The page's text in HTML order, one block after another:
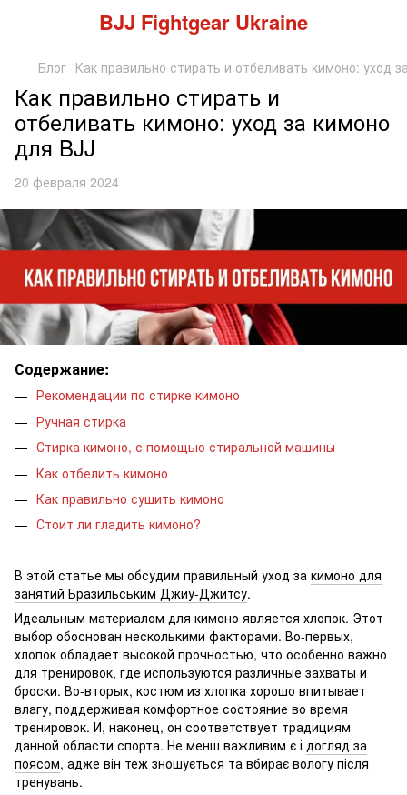
BJJ Fightgear Ukraine
Блог Как правильно стирать и отбеливать кимоно: уход
Как правильно стирать и
отбеливать кимоно: уход за кимоно
для BJJ
20 февраля 2024
Содержание:
Рекомендации по стирке кимоно
Ручная стирка
Стирка кимоно, с помощью стиральной машины
Как отбелить кимоно
Как правильно сушить кимоно
Стоит ли гладить кимоно?
В этой статье мы обсудим правильный уход за кимоно для
занятий Бразильським Джиу-Джитсу.
Идеальным материалом для кимоно является хлопок. Этот
выбор обоснован несколькими факторами. Во-первых,
хлопок обладает высокой прочностью, что особенно важно
для тренировок, где используются различные захваты и
броски. Во-вторых, костюм из хлопка хорошо впитывает
влагу, поддерживая комфортное состояние во время
тренировок. И, наконец, он соответствует традициям
данной области спорта. Не менш важливим є і догляд за
поясом, адже він теж зношується та вбирає вологу після
тренувань.